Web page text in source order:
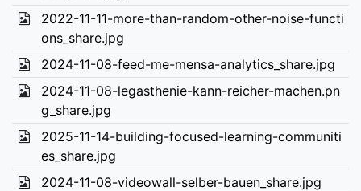
2022-11-11-more-than-random-other-noise-functi
ons_share.jpg
2024-11-08-feed-me-mensa-analytics_share.jpg
2024-11-08-legasthenie-kann-reicher-machen.pn
g_share.jpg
2025-11-14-building-focused-learning-communiti
es_share.jpg
2024-11-08-videowall-selber-bauen_share.jpg